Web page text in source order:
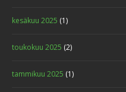
kesäkuu 2025 (1)
toukokuu 2025 (2)
tammikuu 2025 (1)